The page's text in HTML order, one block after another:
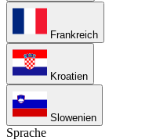
Frankreich
Kroatien
Slowenien
Sprache